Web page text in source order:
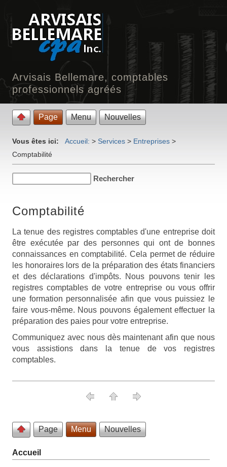
Arvisais Bellemare, comptables
professionnels agréés
Page Menu Nouvelles
Vous êtes ici: Accueil: > Services > Entreprises >
Comptabilité
Comptabilité
La tenue des registres comptables d'une entreprise doit
être exécutée par des personnes qui ont de bonnes
connaissances en comptabilité. Cela permet de réduire
les honoraires lors de la préparation des états financiers
et des déclarations d'impôts. Nous pouvons tenir les
registres comptables de votre entreprise ou vous offrir
une formation personnalisée afin que vous puissiez le
faire vous-même. Nous pouvons également effectuer la
préparation des paies pour votre entreprise.
Communiquez avec nous dès maintenant afin que nous
vous assistions dans la tenue de vos registres
comptables.
Page Menu Nouvelles
Accueil